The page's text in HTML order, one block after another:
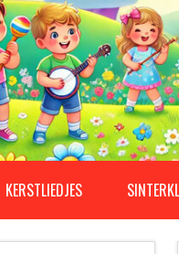
KERSTLIEDJES